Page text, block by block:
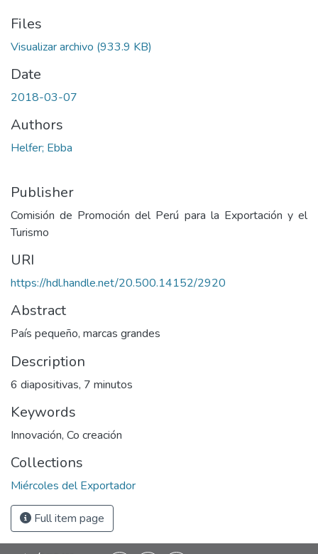
Files
Visualizar archivo (933.9 KB)
Date
2018-03-07
Authors
Helfer; Ebba
Publisher
Comisión de Promoción del Perú para la Exportación y el
Turismo
URI
https://hdl.handle.net/20.500.14152/2920
Abstract
País pequeño, marcas grandes
Description
6 diapositivas, 7 minutos
Keywords
Innovación, Co creación
Collections
Miércoles del Exportador
Full item page